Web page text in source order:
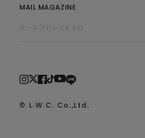
MAIL MAGAZINE
© L.W.C. Co.,Ltd.